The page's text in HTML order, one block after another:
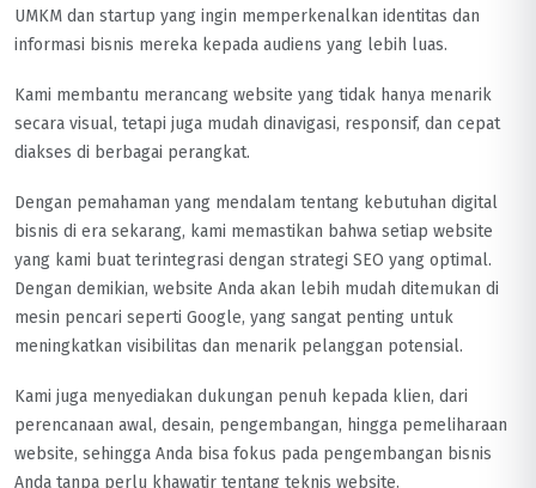
UMKM dan startup yang ingin memperkenalkan identitas dan
informasi bisnis mereka kepada audiens yang lebih luas.
Kami membantu merancang website yang tidak hanya menarik
secara visual, tetapi juga mudah dinavigasi, responsif, dan cepat
diakses di berbagai perangkat.
Dengan pemahaman yang mendalam tentang kebutuhan digital
bisnis di era sekarang, kami memastikan bahwa setiap website
yang kami buat terintegrasi dengan strategi SEO yang optimal.
Dengan demikian, website Anda akan lebih mudah ditemukan di
mesin pencari seperti Google, yang sangat penting untuk
meningkatkan visibilitas dan menarik pelanggan potensial.
Kami juga menyediakan dukungan penuh kepada klien, dari
perencanaan awal, desain, pengembangan, hingga pemeliharaan
website, sehingga Anda bisa fokus pada pengembangan bisnis
Anda tanpa perlu khawatir tentang teknis website.